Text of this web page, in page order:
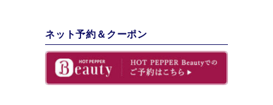
ネット予約＆クーポン